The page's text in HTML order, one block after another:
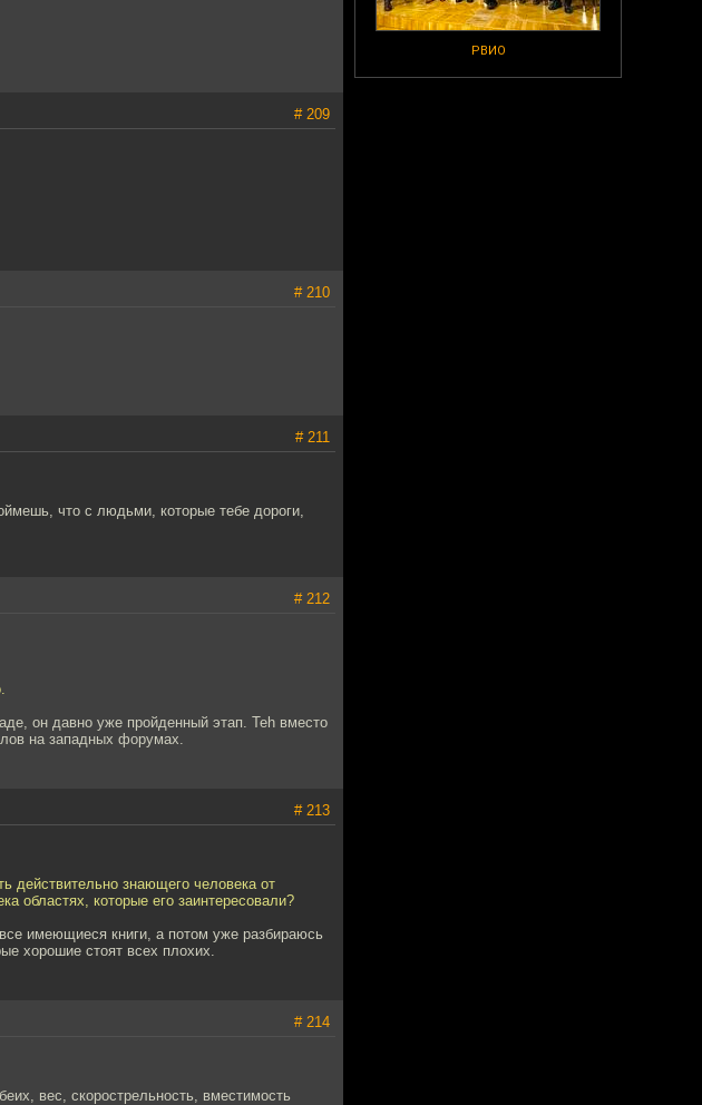
РВИО
# 209
# 210
# 211
что с людьми, которые тебе дороги,
# 212
он давно уже пройденный этап. Teh вместо
на западных форумах.
# 213
действительно знающего человека от
областях, которые его заинтересовали?
имеющиеся книги, а потом уже разбираюсь
хорошие стоят всех плохих.
# 214
вес, скорострельность, вместимость